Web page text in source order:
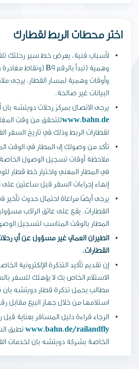
اختر محطات الربط لقطارك
لأسباب فنية، يعرض خط سير رحلتك
وأوقات وهمية لمسار القطار، يرجى
البيانات غير صالحة.
يرجى الاتصال بمركز رحلات دويتشه بان
www.bahn.deللتحقق من وقت
لقطارات الربط وذلك في تاريخ السفر
تأكد من وصولك إلى المطار في الوقت
ملاحظة أوقات تسجيل الوصول الخاصة
في المطار المعني واختيار خط قطار
إنهاء إجراءات السفر قبل ساعتين على
يرجى أيضًا مراعاة احتمال حدوث
القطارات. يقع على عاتق الراكب
المطار بالوقت المناسب لتسجيل
الطيران العماني غير مسؤول عن أي
القطارات.
إن تقديم تأكيد التذكرة الإلكترونية
الاستلام الخاص بك لا يؤهلك للسفر
مطالب بحمل تذكرة قطار دويتشه بان
استلامها من خلال جهاز البيع مقابل
الرجاء قراءة دليل المسافر بعناية قبل
www.bahn.de/railandflyتطبق
الخاصة بشركة دويتشه بان لخدمات